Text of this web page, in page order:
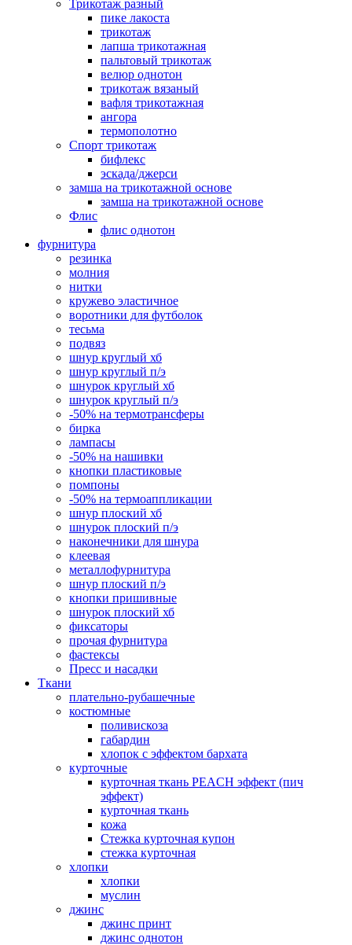
Трикотаж разный
пике лакоста
трикотаж
лапша трикотажная
пальтовый трикотаж
велюр однотон
трикотаж вязаный
вафля трикотажная
ангора
термополотно
Спорт трикотаж
бифлекс
эскада/джерси
замша на трикотажной основе
замша на трикотажной основе
Флис
флис однотон
фурнитура
резинка
молния
нитки
кружево эластичное
воротники для футболок
тесьма
подвяз
шнур круглый хб
шнур круглый п/э
шнурок круглый хб
шнурок круглый п/э
-50% на термотрансферы
бирка
лампасы
-50% на нашивки
кнопки пластиковые
помпоны
-50% на термоаппликации
шнур плоский хб
шнурок плоский п/э
наконечники для шнура
клеевая
металлофурнитура
шнур плоский п/э
кнопки пришивные
шнурок плоский хб
фиксаторы
прочая фурнитура
фастексы
Пресс и насадки
Ткани
плательно-рубашечные
костюмные
поливискоза
габардин
хлопок с эффектом бархата
курточные
курточная ткань PEACH эффект (пич
эффект)
курточная ткань
кожа
Стежка курточная купон
стежка курточная
хлопки
хлопки
муслин
джинс
джинс принт
джинс однотон